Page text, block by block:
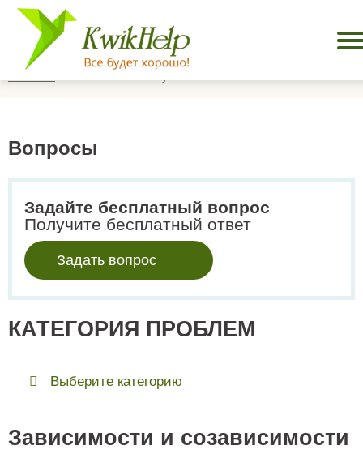
Вопросы
Задайте бесплатный вопрос
Получите бесплатный ответ
Задать вопрос
КАТЕГОРИЯ ПРОБЛЕМ
Выберите категорию
Зависимости и созависимости